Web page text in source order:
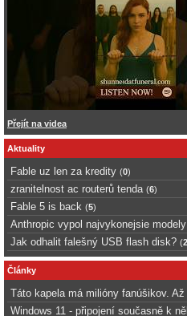
Přejít na videa
Aktuality
Fable uz len za kredity (0)
zranitelnost ac routerů tenda (6)
Fable 5 is back (5)
Anthropic vypol najvykonejsie
Jak odhalit falešný USB flash disk? (
Články
Táto kapela má milióny fanúšikov.
Windows 11 - připojení současně k